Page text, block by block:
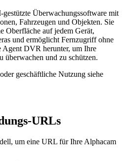
Überwachungssoftware mit
Fahrzeugen und Objekten. Sie
Oberfläche auf jedem Gerät,
und ermöglicht Fernzugriff ohne
Agent DVR herunter, um Ihre
und zu schützen.
geschäftliche Nutzung siehe
URLs
um eine URL für Ihre Alphacam